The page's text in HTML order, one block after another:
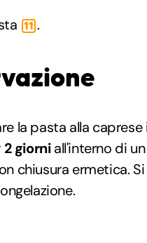
11 .
la pasta alla caprese
2 giorniall'interno di un
chiusura ermetica. Si